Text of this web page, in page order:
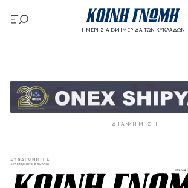
Παράκαμψη προς το κυρίως περιεχόμενο
ΗΜΕΡΗΣΙΑ ΕΦΗΜΕΡΙΔΑ ΤΩΝ ΚΥΚΛΑΔΩΝ
ΔΙΑΦΉΜΙΣΗ